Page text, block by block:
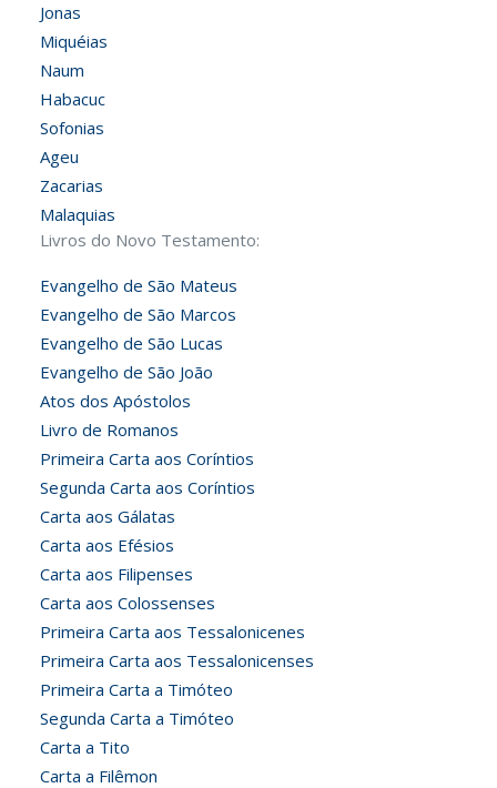
Jonas
Miquéias
Naum
Habacuc
Sofonias
Ageu
Zacarias
Malaquias
Livros do Novo Testamento:
Evangelho de São Mateus
Evangelho de São Marcos
Evangelho de São Lucas
Evangelho de São João
Atos dos Apóstolos
Livro de Romanos
Primeira Carta aos Coríntios
Segunda Carta aos Coríntios
Carta aos Gálatas
Carta aos Efésios
Carta aos Filipenses
Carta aos Colossenses
Primeira Carta aos Tessalonicenes
Primeira Carta aos Tessalonicenses
Primeira Carta a Timóteo
Segunda Carta a Timóteo
Carta a Tito
Carta a Filêmon